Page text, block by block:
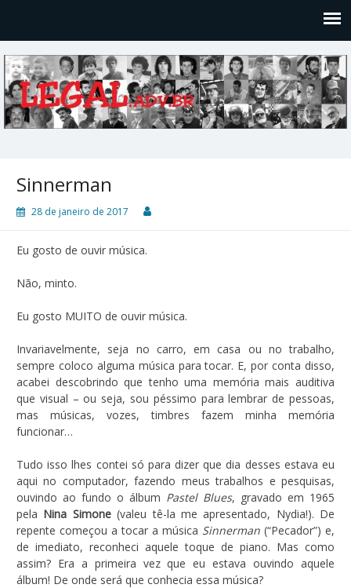
Sinnerman
28 de janeiro de 2017
Eu gosto de ouvir música.
Não, minto.
Eu gosto MUITO de ouvir música.
Invariavelmente, seja no carro, em casa ou no trabalho,
sempre coloco alguma música para tocar. E, por conta disso,
acabei descobrindo que tenho uma memória mais auditiva
que visual – ou seja, sou péssimo para lembrar de pessoas,
mas músicas, vozes, timbres fazem minha memória
funcionar…
Tudo isso lhes contei só para dizer que dia desses estava eu
aqui no computador, fazendo meus trabalhos e pesquisas,
ouvindo ao fundo o álbum Pastel Blues, gravado em 1965
pela Nina Simone(valeu tê-la me apresentado, Nydia!). De
repente começou a tocar a música Sinnerman (“Pecador”) e,
de imediato, reconheci aquele toque de piano. Mas como
assim? Era a primeira vez que eu estava ouvindo aquele
álbum! De onde será que conhecia essa música?